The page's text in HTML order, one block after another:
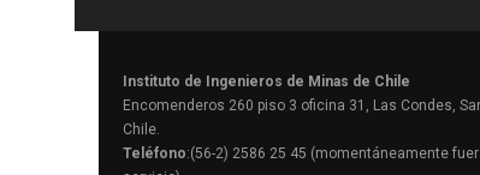
Instituto de Ingenieros de Minas de Chile
Encomenderos 260 piso 3 oficina 31, Las Condes,
Chile.
Teléfono:(56-2) 2586 25 45 (momentáneamente